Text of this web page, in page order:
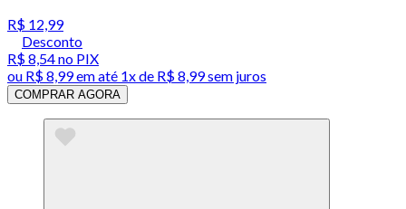
R$ 12,99
Desconto
R$ 8,54no PIX
ou R$ 8,99em até 1x de R$ 8,99sem juros
COMPRAR AGORA